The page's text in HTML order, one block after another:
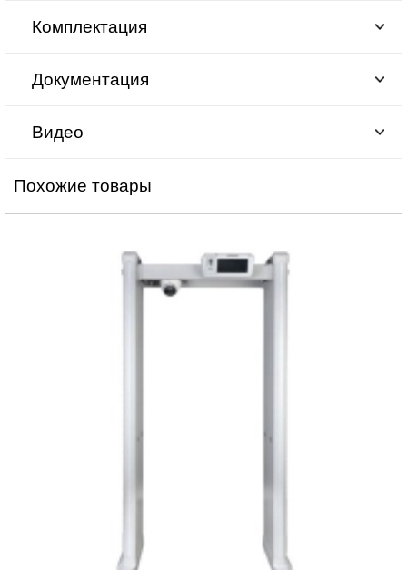
Комплектация
Документация
Видео
Похожие товары